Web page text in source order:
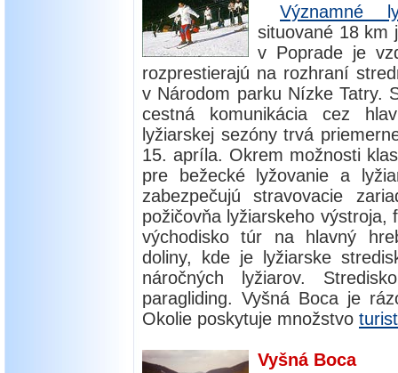
Významné
situované 18 km
v Poprade je
rozprestierajú na rozhraní
v Národom parku Nízke Tatry.
cestná komunikácia cez
lyžiarskej sezóny trvá
15. apríla. Okrem možnosti
pre bežecké lyžovanie a
zabezpečujú stravovacie
požičovňa lyžiarskeho
východisko túr na hlavný
doliny, kde je lyžiarske
náročných lyžiarov.
paragliding. Vyšná Boca je
Okolie poskytuje množstvo
Vyšná Boca